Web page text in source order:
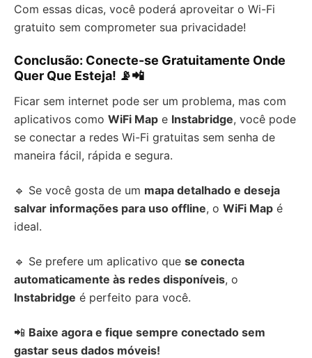
Com essas dicas, você poderá aproveitar o Wi-Fi
gratuito sem comprometer sua privacidade!
Conclusão: Conecte-se Gratuitamente Onde
Quer Que Esteja! 📡📲
Ficar sem internet pode ser um problema, mas com
aplicativos como WiFi Map e Instabridge, você pode
se conectar a redes Wi-Fi gratuitas sem senha de
maneira fácil, rápida e segura.
🔹 Se você gosta de um mapa detalhado e deseja
salvar informações para uso offline, o WiFi Map é
ideal.
🔹 Se prefere um aplicativo que se conecta
automaticamente às redes disponíveis, o
Instabridge é perfeito para você.
📲 Baixe agora e fique sempre conectado sem
gastar seus dados móveis!